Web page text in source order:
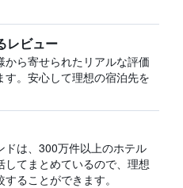
レビュー
から寄せられたリアルな評価
す。安心して理想の宿泊先を
ドは、300万件以上のホテル
してまとめているので、理想
ることができます。